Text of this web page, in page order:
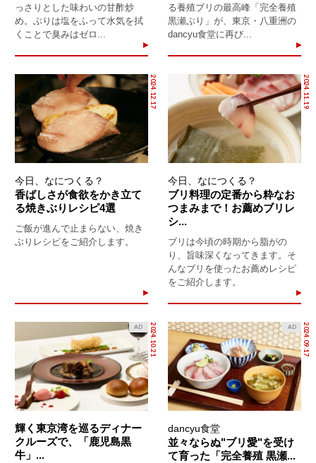
っさりとした味わいの甘酢炒
め。ぶりは塩をふって水気を拭
くことで臭みはゼロ...
る養殖ブリの最高峰「完全養殖
黒瀬ぶり」が、東京・八重洲の
dancyu食堂に再び...
2024.12.17
今日、なにつくる？
香ばしさが食欲をかき立て
る焼きぶりレシピ4選
ご飯が進んで止まらない、焼き
ぶりレシピをご紹介します。
2024.11.19
今日、なにつくる？
ブリ料理の定番から粋なお
つまみまで！お薦めブリレ
シ...
ブリは今頃の時期から脂がの
り、旨味深くなってきます。そ
んなブリを使ったお薦めレシピ
をご紹介します。
2024.10.21
AD
輝く東京湾を巡るディナー
クルーズで、「鹿児島黒
牛」...
2024.09.17
AD
dancyu食堂
並々ならぬ"ブリ愛"を受け
て育った「完全養殖 黒瀬...